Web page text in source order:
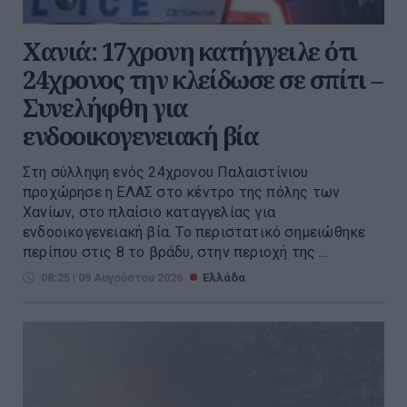
Χανιά: 17χρονη κατήγγειλε ότι
24χρονος την κλείδωσε σε σπίτι –
Συνελήφθη για
ενδοοικογενειακή βία
Στη σύλληψη ενός 24χρονου Παλαιστίνιου
προχώρησε η ΕΛΑΣ στο κέντρο της πόλης των
Χανίων, στο πλαίσιο καταγγελίας για
ενδοοικογενειακή βία. Το περιστατικό σημειώθηκε
περίπου στις 8 το βράδυ, στην περιοχή της ...
08:25 | 09 Αυγούστου 2026 Ελλάδα